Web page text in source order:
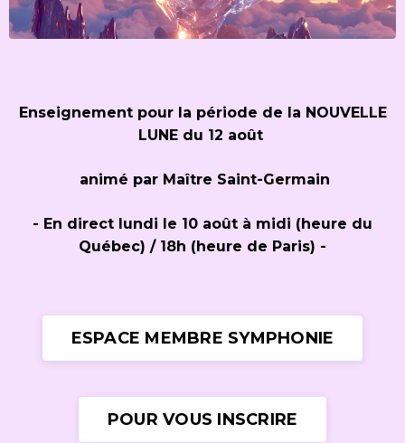
Enseignement pour la période de la NOUVELLE
LUNE du 12 août
animé par Maître Saint-Germain
- En direct lundi le 10 août à midi (heure du
Québec) / 18h (heure de Paris) -
ESPACE MEMBRE SYMPHONIE
POUR VOUS INSCRIRE